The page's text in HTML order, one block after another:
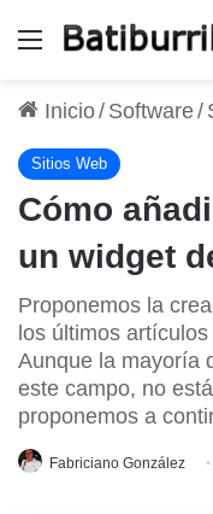
Menú
Inicio/ Software/
Sitios Web
Cómo
un widget
Proponemos la
los últimos
Aunque la mayoría
este campo, no
proponemos a
Fabriciano González